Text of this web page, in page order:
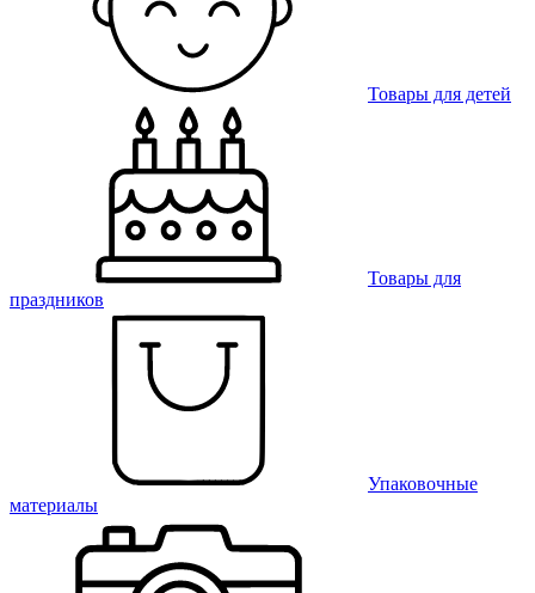
Товары для детей
Товары для
праздников
Упаковочные
материалы